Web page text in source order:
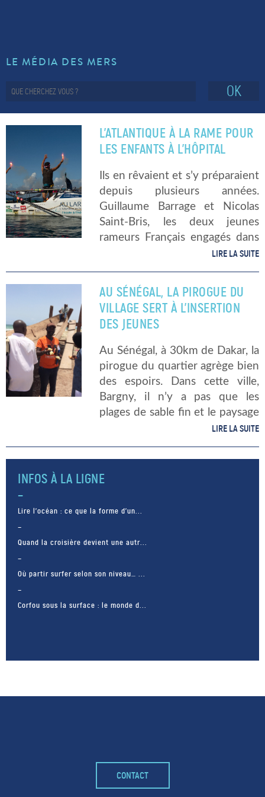
LE MÉDIA DES MERS
OK
L’ATLANTIQUE À LA RAME POUR
LES ENFANTS À L’HÔPITAL
Ils en rêvaient et s’y préparaient
depuis plusieurs années.
Guillaume Barrage et Nicolas
Saint-Bris, les deux jeunes
rameurs Français engagés dans
le Talisker Whisky Atantic
objectif avec succès. Ils rament
pour l’association l’Ecole à
l’hôpital. […]
LIRE LA SUITE
AU SÉNÉGAL, LA PIROGUE DU
VILLAGE SERT À L’INSERTION
DES JEUNES
Au Sénégal, à 30km de Dakar, la
pirogue du quartier agrège bien
des espoirs. Dans cette ville,
Bargny, il n’y a pas que les
plages de sable fin et le paysage
paradisiaque (et la futur
[…]
LIRE LA SUITE
INFOS À LA LIGNE
Lire l’océan : ce que la forme d’un...
Quand la croisière devient une autr...
Où partir surfer selon son niveau… ...
Corfou sous la surface : le monde d...
POUR LIKER
CONTACT